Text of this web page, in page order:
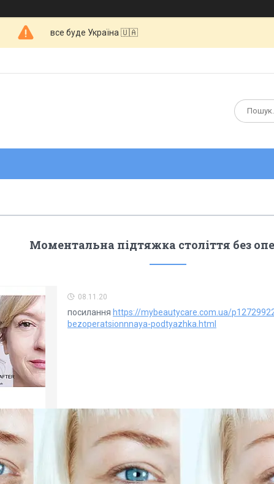
все буде Україна 🇺🇦
Моментальна підтяжка століття без
08.11.20
посилання https://mybeautycare.com.ua/
bezoperatsionnnaya-podtyazhka.html